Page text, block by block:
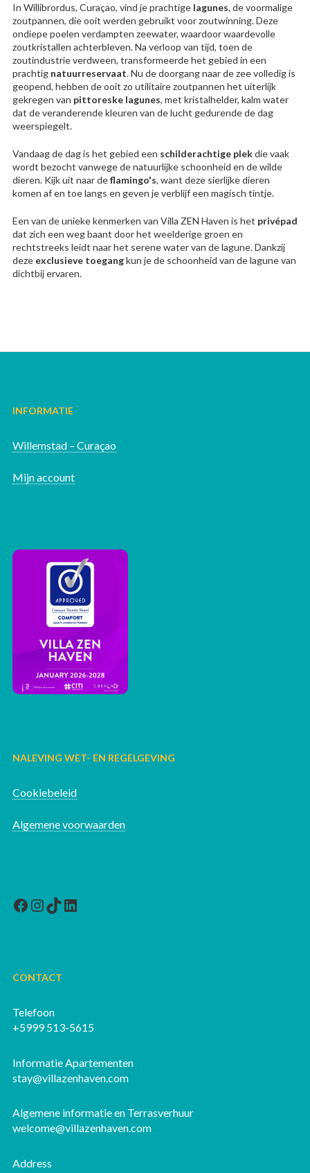
In Willibrordus, Curaçao, vind je prachtige lagunes, de voormalige
zoutpannen, die ooit werden gebruikt voor zoutwinning. Deze
ondiepe poelen verdampten zeewater, waardoor waardevolle
zoutkristallen achterbleven. Na verloop van tijd, toen de
zoutindustrie verdween, transformeerde het gebied in een
prachtig natuurreservaat. Nu de doorgang naar de zee volledig is
geopend, hebben de ooit zo utilitaire zoutpannen het uiterlijk
gekregen van pittoreske lagunes, met kristalhelder, kalm water
dat de veranderende kleuren van de lucht gedurende de dag
weerspiegelt.
Vandaag de dag is het gebied een schilderachtige plekdie vaak
wordt bezocht vanwege de natuurlijke schoonheid en de wilde
dieren. Kijk uit naar deflamingo's, want deze sierlijke dieren
komen af en toe langs en geven je verblijf een magisch tintje.
Een van de unieke kenmerken van Villa ZEN Haven is het privépad
dat zich een weg baant door het weelderige groen en
rechtstreeks leidt naar het serene water van de lagune. Dankzij
deze exclusieve toegangkun je de schoonheid van de lagune van
dichtbij ervaren.
INFORMATIE
Willemstad – Curaçao
Mijn account
NALEVING WET- EN REGELGEVING
Cookiebeleid
Algemene voorwaarden
Facebook
Instagram
TikTok
LinkedIn
CONTACT
Telefoon
+5999 513-5615
Informatie Apartementen
stay@villazenhaven.com
Algemene informatie en Terrasverhuur
welcome@villazenhaven.com
Address